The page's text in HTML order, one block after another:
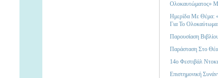
Ολοκαυτώματος»
Ημερίδα Με Θέμα:
Για Το
Παρουσίαση
Παράσταση Στο
14ο Φεστιβάλ
Επιστημονική